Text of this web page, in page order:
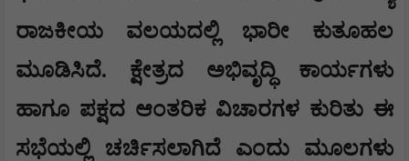
ರಾಜಕೀಯ ವಲಯದಲ್ಲಿ ಭಾರೀ ಕುತೂಹಲ
ಮೂಡಿಸಿದೆ. ಕ್ಷೇತ್ರದ ಅಭಿವೃದ್ಧಿ ಕಾರ್ಯಗಳು
ಹಾಗೂ ಪಕ್ಷದ ಆಂತರಿಕ ವಿಚಾರಗಳ ಕುರಿತು ಈ
ಸಭೆಯಲ್ಲಿ ಚರ್ಚಿಸಲಾಗಿದೆ ಎಂದು ಮೂಲಗಳು